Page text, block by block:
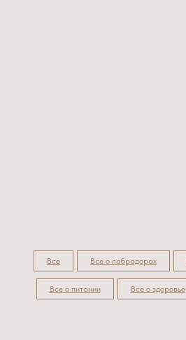
Все Все о лабрадорах
Все о питании Все о здоровье